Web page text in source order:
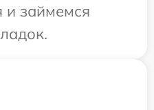
и займемся